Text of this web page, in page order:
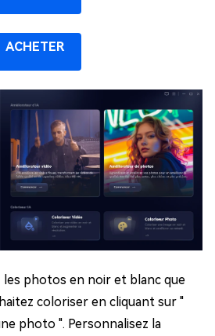
ACHETER
photos en noir et blanc que
coloriser en cliquant sur "
photo ". Personnalisez la